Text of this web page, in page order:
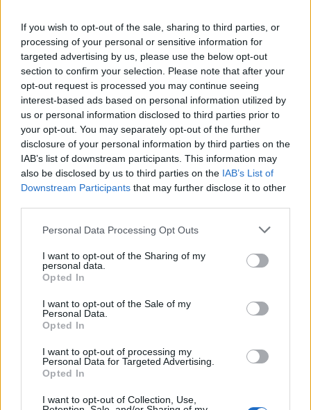
If you wish to opt-out of the sale, sharing to third parties, or
processing of your personal or sensitive information for
targeted advertising by us, please use the below opt-out
section to confirm your selection. Please note that after your
opt-out request is processed you may continue seeing
interest-based ads based on personal information utilized by
us or personal information disclosed to third parties prior to
your opt-out. You may separately opt-out of the further
disclosure of your personal information by third parties on the
IAB’s list of downstream participants. This information may
also be disclosed by us to third parties on the IAB’s List of
Downstream Participants that may further disclose it to other
Please note that this website/app uses one or more Google
not limited to your visit or usage behaviour. You may click to
grant or deny consent to Google and its third-party tags to
use your data for below specified purposes in below Google
consent section.
Personal Data Processing Opt Outs
I want to opt-out of the Sharing of my
personal data.
Opted In
I want to opt-out of the Sale of my
Personal Data.
Opted In
I want to opt-out of processing my
Personal Data for Targeted Advertising.
Opted In
I want to opt-out of Collection, Use,
MAGYAR ÉPÍTŐK
Klíma-X
energiahatékonyság igényvezérelt szellőztetés Lindab légtechnika
Nem az üres, hanem az okosan működő épület
A home office ösztönzésével is próbálták enyhíteni az
energiaválságot Magyarországon, ám - nem az üres, hanem az
okosan működő épület energiatakarékos. Tartós eredményt az
épületgépészet rendszerszintű, a tényleges használathoz
igazodó működtetése hozhat az irodai, az ipari és a lakossági
ott és akkor használjanak energiát, ahol és amikor arra valóban